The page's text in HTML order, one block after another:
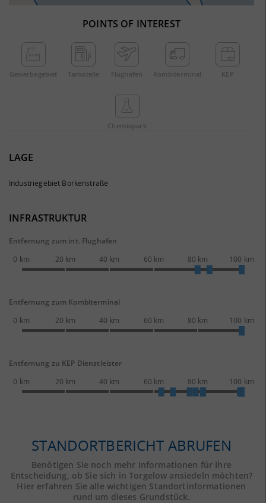
POINTS OF INTEREST
Gewerbe­gebiet Tankstelle Flughafen Kombi­terminal KEP
Chemie­park
LAGE
Industriegebiet Borkenstraße
INFRASTRUKTUR
Entfernung zum int. Flughafen
0 km
20 km 40 km 60 km 80 km 100 km
Entfernung zum Kombiterminal
0 km
20 km 40 km 60 km 80 km 100 km
Entfernung zu KEP Dienstleister
0 km
20 km 40 km 60 km 80 km 100 km
STANDORTBERICHT ABRUFEN
Benötigen Sie noch mehr Informationen für Ihre
Entscheidung, ob Sie sich in Torgelow ansiedeln möchten?
Hier erfahren Sie alle wichtigen Standortinformationen
rund um dieses Grundstück.